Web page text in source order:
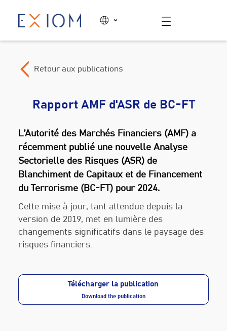
Retour aux publications
Rapport AMF d'ASR de BC-FT
L’Autorité des Marchés Financiers (AMF) a
récemment publié une nouvelle Analyse
Sectorielle des Risques (ASR) de
Blanchiment de Capitaux et de Financement
du Terrorisme (BC-FT) pour 2024.
Cette mise à jour, tant attendue depuis la
version de 2019, met en lumière des
changements significatifs dans le paysage des
risques financiers.
Télécharger la publication
Download the publication